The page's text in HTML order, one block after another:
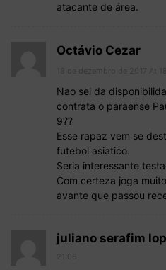
atacante de área.
Octávio Cezar
Nao sei da
contrata o paraense
9??
Esse rapaz vem se
futebol asiatico.
Seria interessante
Com certeza joga
avante que passou
juliano serafim